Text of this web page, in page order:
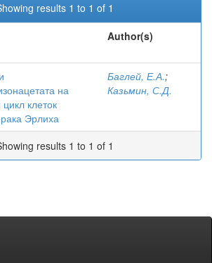
results 1 to 1 of 1
Author(s)
на
клеток
Эрлиха
Баглей, Е.А.;
Казьмин, С.Д.
results 1 to 1 of 1